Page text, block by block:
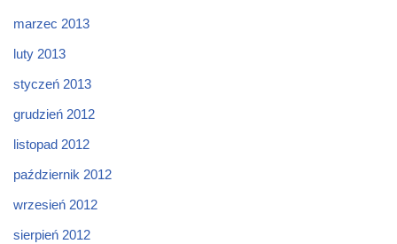
marzec 2013
luty 2013
styczeń 2013
grudzień 2012
listopad 2012
październik 2012
wrzesień 2012
sierpień 2012